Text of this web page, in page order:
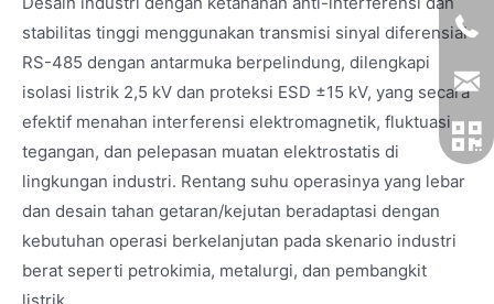
stabilitas tinggi menggunakan transmisi sinyal diferensial
RS-485 dengan antarmuka berpelindung, dilengkapi
isolasi listrik 2,5 kV dan proteksi ESD ±15 kV, yang secara
efektif menahan interferensi elektromagnetik, fluktuasi
tegangan, dan pelepasan muatan elektrostatis di
lingkungan industri. Rentang suhu operasinya yang lebar
dan desain tahan getaran/kejutan beradaptasi dengan
kebutuhan operasi berkelanjutan pada skenario industri
berat seperti petrokimia, metalurgi, dan pembangkit
listrik.